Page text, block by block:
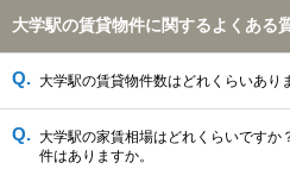
大学駅の賃貸物件に関するよくある
大学駅の賃貸物件数はどれくらいあり
大学駅の家賃相場はどれくらいですか
件はありますか。